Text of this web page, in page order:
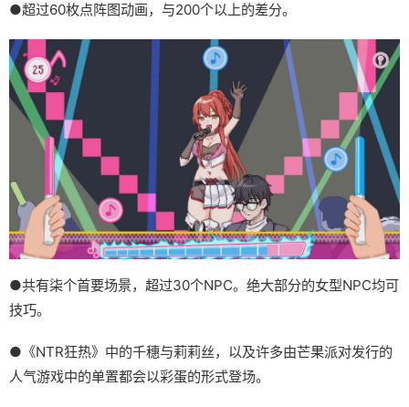
●超过60枚点阵图动画，与200个以上的差分。
●共有柒个首要场景，超过30个NPC。绝大部分的女型NPC均可
技巧。
●《NTR狂热》中的千穗与莉莉丝，以及许多由芒果派对发行的
人气游戏中的单置都会以彩蛋的形式登场。